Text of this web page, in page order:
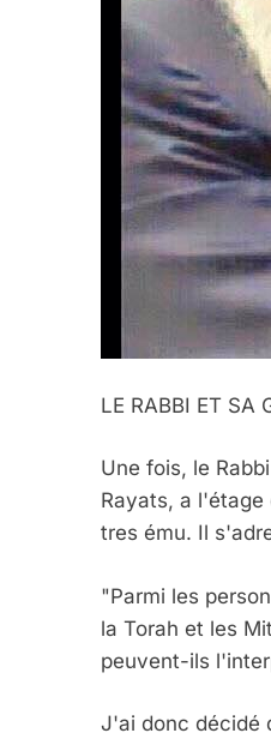
LE RABBI ET SA
Une fois, le
Rayats, a
tres ému. Il
"Parmi les
la Torah et les
peuvent-ils
J'ai donc décidé